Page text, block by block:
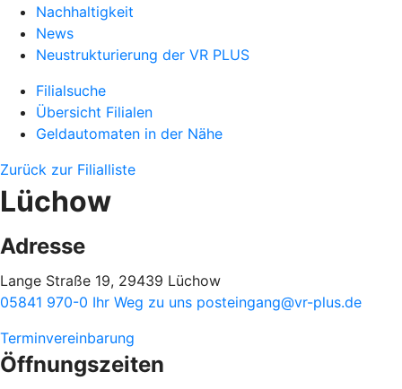
Nachhaltigkeit
News
Neustrukturierung der VR PLUS
Filialsuche
Übersicht Filialen
Geldautomaten in der Nähe
Zurück zur Filialliste
Lüchow
Adresse
Lange Straße 19, 29439 Lüchow
05841 970-0 Ihr Weg zu uns posteingang@vr-plus.de
Terminvereinbarung
Öffnungszeiten